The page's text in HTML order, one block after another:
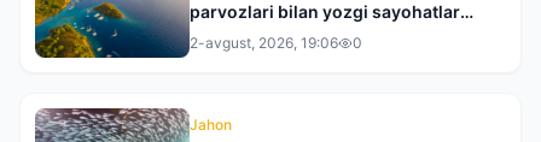
parvozlari bilan yozgi sayohatlar
uchun yetakchi yo‘nalishga
2-avgust, 2026, 19:06 0
Jahon